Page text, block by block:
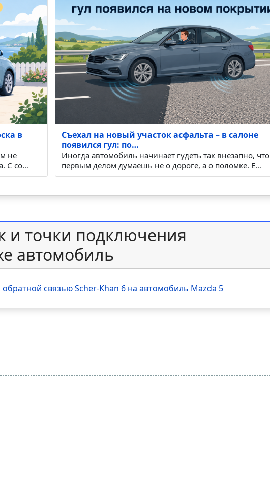
в
не
С со…
Съехал на новый участок асфальта – в салоне
появился гул: по…
Иногда автомобиль начинает гудеть так внезапно, что
первым делом думаешь не о дороге, а о поломке. Е…
и точки подключения
автомобиль
связью Scher-Khan 6 на автомобиль Mazda 5